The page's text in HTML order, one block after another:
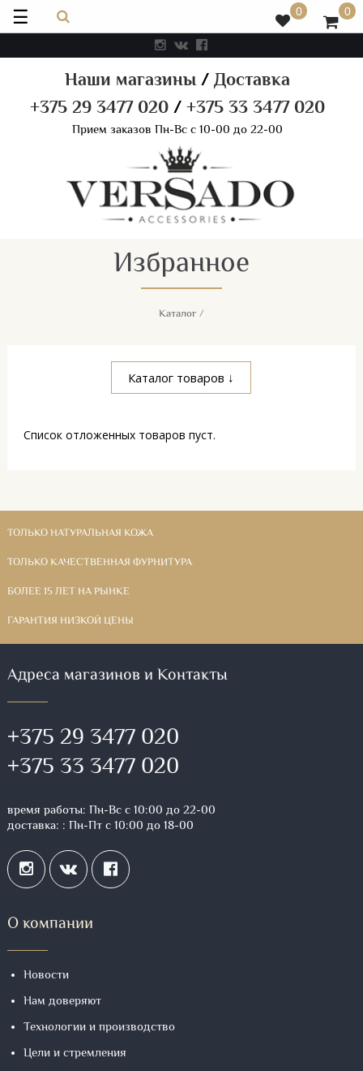
Наши магазины/Доставка
+375 29 3477 020/+375 33 3477 020
Прием заказов Пн-Вс с 10-00 до 22-00
0 0
☰
Избранное
Каталог/
Каталог товаров ↓
Список отложенных товаров пуст.
ТОЛЬКО НАТУРАЛЬНАЯ КОЖА
ТОЛЬКО КАЧЕСТВЕННАЯ ФУРНИТУРА
БОЛЕЕ 15 ЛЕТ НА РЫНКЕ
ГАРАНТИЯ НИЗКОЙ ЦЕНЫ
Адреса магазинов и Контакты
+375 29 3477 020
+375 33 3477 020
время работы: Пн-Вс с 10:00 до 22-00
доставка: : Пн-Пт с 10:00 до 18-00
О компании
Новости
Нам доверяют
Технологии и производство
Цели и стремления